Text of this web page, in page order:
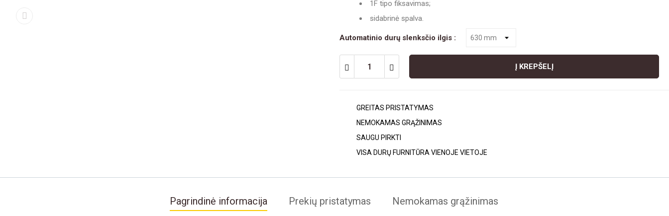
1F tipo fiksavimas;
sidabrinė spalva.
Automatinio durų slenksčio ilgis :
Į KREPŠELĮ
GREITAS PRISTATYMAS
NEMOKAMAS GRĄŽINIMAS
SAUGU PIRKTI
VISA DURŲ FURNITŪRA VIENOJE VIETOJE
Pagrindinė informacija Prekių pristatymas Nemokamas grąžinimas